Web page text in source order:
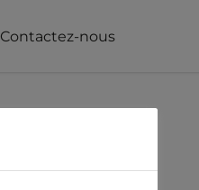
Contactez-nous